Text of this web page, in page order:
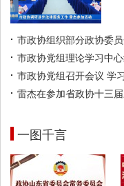
市政协组织部分政协委
市政协党组理论学习中
市政协党组召开会议 学
雷杰在参加省政协十三
一图千言